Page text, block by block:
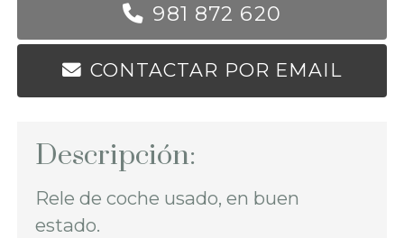
981 872 620
CONTACTAR POR EMAIL
Descripción:
Rele de coche usado, en buen
estado.